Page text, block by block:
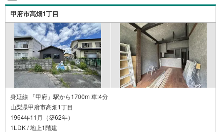
甲府市高畑1丁目
身延線 「甲府」駅から1700m 車:4分
山梨県甲府市高畑1丁目
1964年11月（築62年）
1LDK / 地上1階建